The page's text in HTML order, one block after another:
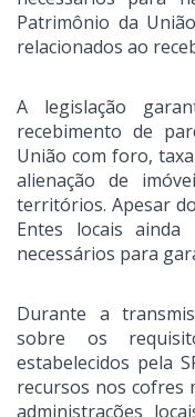
Patrimônio da
relacionados ao
A legislação
recebimento de
União com foro,
alienação de
territórios. Apesar
Entes locais ainda
necessários para
Durante a
sobre os
estabelecidos pela
recursos nos cofres
administrações